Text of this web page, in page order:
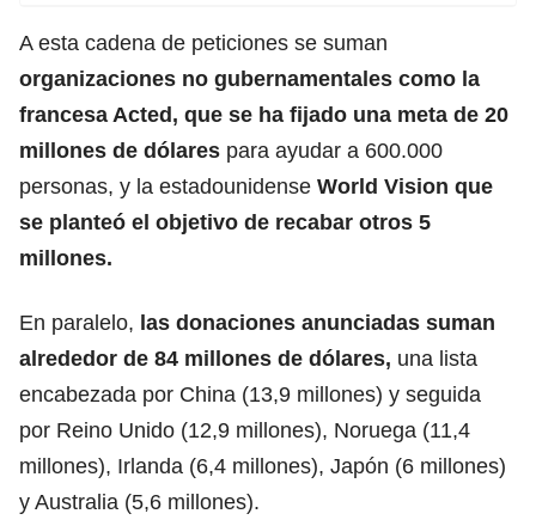
A esta cadena de peticiones se suman
organizaciones no gubernamentales como la
francesa Acted, que se ha fijado una meta de 20
millones de dólares para ayudar a 600.000
personas, y la estadounidense World Vision que
se planteó el objetivo de recabar otros 5
millones.
En paralelo, las donaciones anunciadas suman
alrededor de 84 millones de dólares, una lista
encabezada por China (13,9 millones) y seguida
por Reino Unido (12,9 millones), Noruega (11,4
millones), Irlanda (6,4 millones), Japón (6 millones)
y Australia (5,6 millones).